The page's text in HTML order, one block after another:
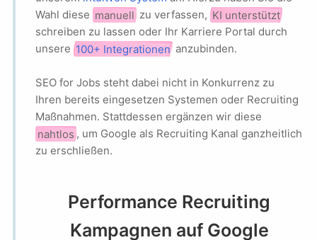
Wahl diese manuell zu verfassen, KI unterstützt
schreiben zu lassen oder Ihr Karriere Portal durch
unsere 100+ Integrationen anzubinden.
SEO for Jobs steht dabei nicht in Konkurrenz zu
Ihren bereits eingesetzen Systemen oder Recruiting
Maßnahmen. Stattdessen ergänzen wir diese
nahtlos , um Google als Recruiting Kanal ganzheitlich
zu erschließen.
Performance Recruiting
Kampagnen auf Google